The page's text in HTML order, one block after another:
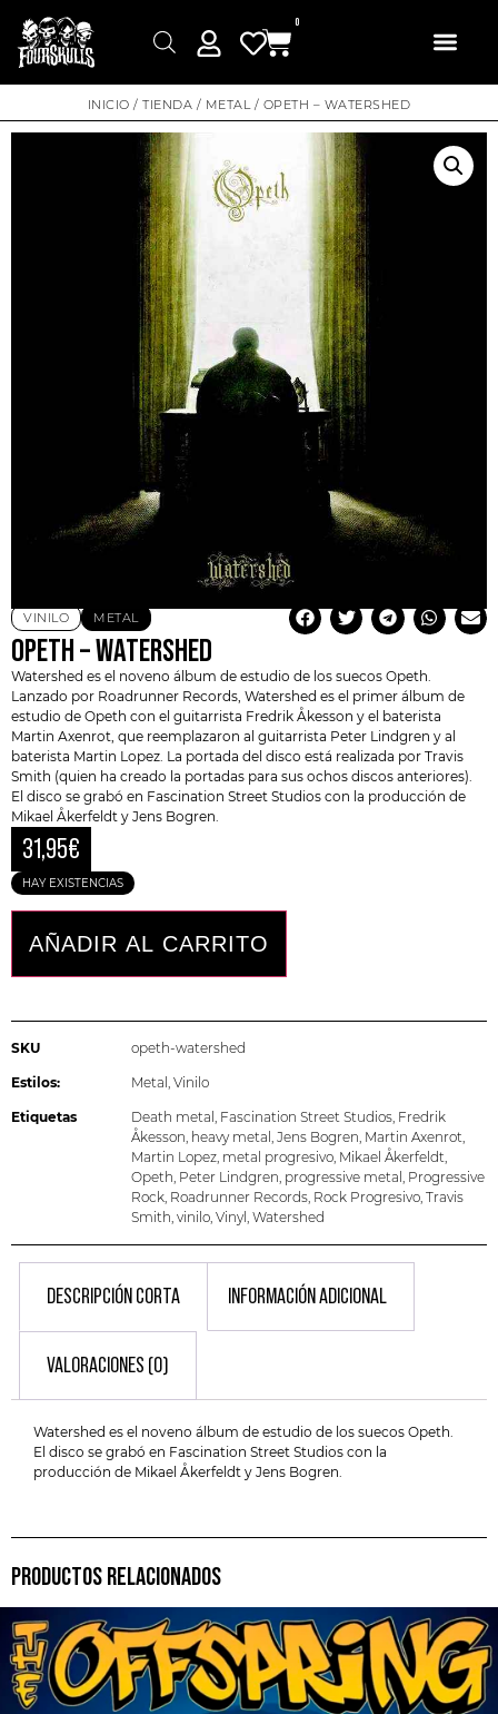
0
INICIO /TIENDA / METAL / OPETH – WATERSHED
VINILO METAL
OPETH – WATERSHED
Watershed es el noveno álbum de estudio de los suecos Opeth.
Lanzado por Roadrunner Records, Watershed es el primer álbum de
estudio de Opeth con el guitarrista Fredrik Åkesson y el baterista
Martin Axenrot, que reemplazaron al guitarrista Peter Lindgren y al
baterista Martin Lopez. La portada del disco está realizada por Travis
Smith (quien ha creado la portadas para sus ochos discos anteriores).
El disco se grabó en Fascination Street Studios con la producción de
Mikael Åkerfeldt y Jens Bogren.
31,95€
HAY EXISTENCIAS
AÑADIR AL CARRITO
SKU opeth-watershed
Estilos: Metal Vinilo
Etiquetas Death metal Fascination Street Studios Fredrik
Åkesson heavy metal Jens Bogren Martin Axenrot
Martin Lopez metal progresivo Mikael Åkerfeldt
Opeth Peter Lindgren progressive metal
Progressive
Rock Roadrunner Records Rock Progresivo Travis
Smith vinilo Vinyl Watershed
DESCRIPCIÓN CORTA INFORMACIÓN ADICIONAL
VALORACIONES (0)
Watershed es el noveno álbum de estudio de los suecos Opeth.
El disco se grabó en Fascination Street Studios con la
producción de Mikael Åkerfeldt y Jens Bogren.
PRODUCTOS RELACIONADOS